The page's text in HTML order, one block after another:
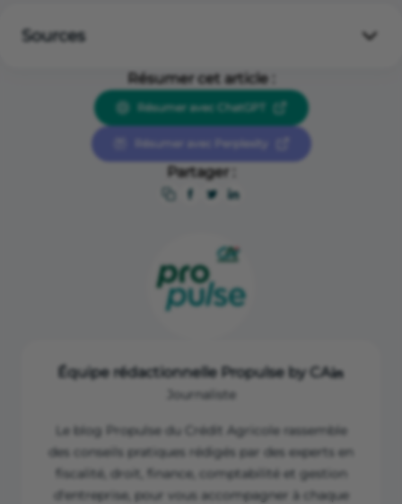
Sources
Ordre des Masseurs-Kinésithérapeutes
Résumer cet article :
Résumer avec ChatGPT
Résumer avec Perplexity
Partager :
Équipe rédactionnelle Propulse by CA
Journaliste
Le blog Propulse du Crédit Agricole rassemble
des conseils pratiques rédigés par des experts en
fiscalité, droit, finance, comptabilité et gestion
d'entreprise, pour vous accompagner à chaque